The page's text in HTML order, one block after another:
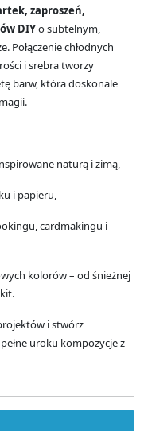
zaproszeń,
DIYo subtelnym,
Połączenie chłodnych
i srebra tworzy
barw, która doskonale
naturą i zimą,
i papieru,
cardmakingu i
kolorów – od śnieżnej
i stwórz
uroku kompozycje z